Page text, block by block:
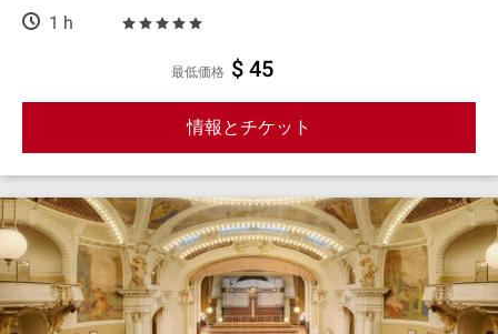
1 h
最低価格 $ 45
情報とチケット